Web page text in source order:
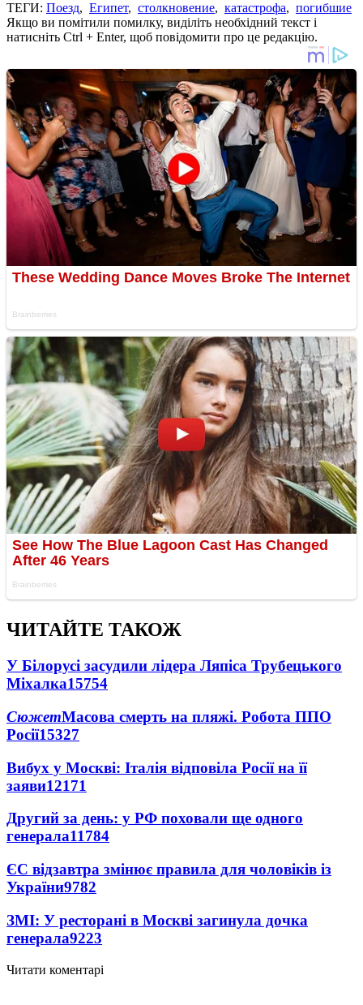
ТЕГИ: Поезд, Египет, столкновение, катастрофа, погибшие
Якщо ви помітили помилку, виділіть необхідний текст і
натисніть Ctrl + Enter, щоб повідомити про це редакцію.
ЧИТАЙТЕ ТАКОЖ
У Білорусі засудили лідера Ляпіса Трубецького
Міхалка15754
СюжетМасова смерть на пляжі. Робота ППО
Росії15327
Вибух у Москві: Італія відповіла Росії на її
заяви12171
Другий за день: у РФ поховали ще одного
генерала11784
ЄС відзавтра змінює правила для чоловіків із
України9782
ЗМІ: У ресторані в Москві загинула дочка
генерала9223
Читати коментарі